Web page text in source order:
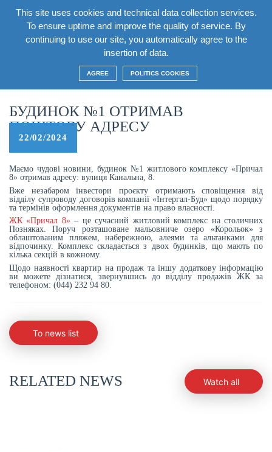
This site uses cookies and technical data collection services.
To ensure uptime and improve the quality of service. By
continuing to use our site, you automatically agree to the
insertion of data.
AGREE POLITICS COOKIES
EN
БУДИНОК №1 ОТРИМАВ ПОШТОВУ АДРЕСУ
БУДИНОК №1 ОТРИМАВ
ПОШТОВУ АДРЕСУ
22/02/2024
Маємо чудові новини, будинок №1 житлового комплексу «Причал
8» отримав адресу: вулиця Канальна, 8.
Вже незабаром інвестори проєкту отримають сповіщення від
відділу супроводу договорів компанії «Інтергал-Буд» щодо порядку
та термінів оформлення документів на право власності.
ЖК «Причал 8»– це сучасний житловий комплекс на столичних
Позняках. Поруч розташоване мальовниче озеро «Корольок» з
облаштованим пляжем, набережною, алеями та альтанками для
відпочинку. Комплекс складається з двох будинків, що мають по
кілька секцій в кожному.
Щодо наявності квартир на продаж та іншу додаткову інформацію
ви можете дізнатися, звернувшись до відділу продажів ЖК за
телефоном: (044) 232 94 80.
To news list
RELATED NEWS Watch all